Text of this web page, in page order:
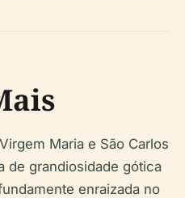
Maria e São Carlos
de grandiosidade gótica
enraizada no